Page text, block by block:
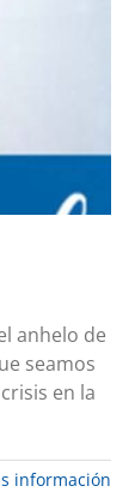
anhelo de
seamos
en la
información